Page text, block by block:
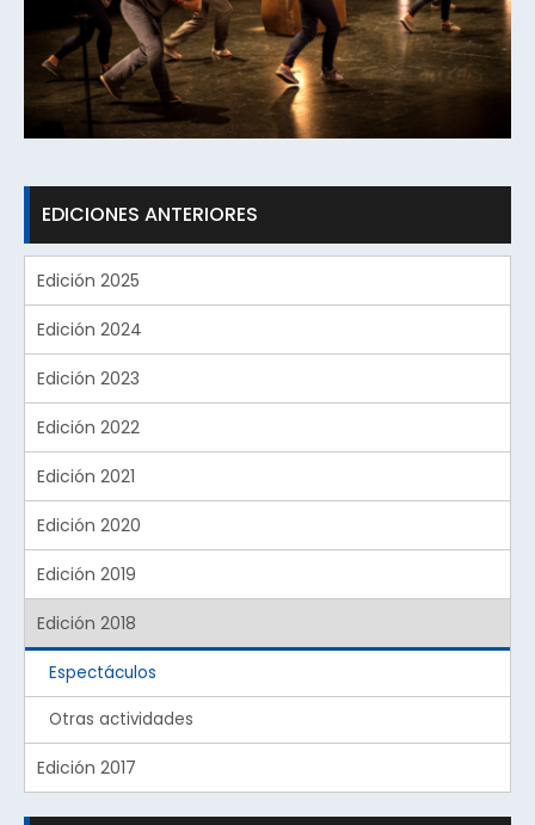
EDICIONES ANTERIORES
Edición 2025
Edición 2024
Edición 2023
Edición 2022
Edición 2021
Edición 2020
Edición 2019
Edición 2018
Espectáculos
Otras actividades
Edición 2017